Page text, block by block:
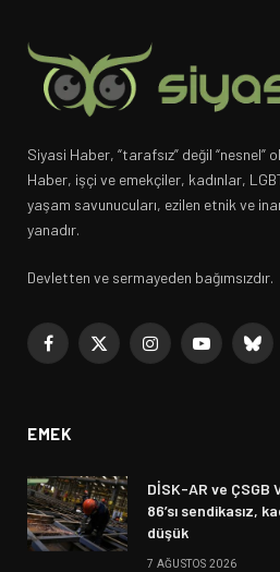
Siyasi Haber, “tarafsız” değil “nesnel”
Haber, işçi ve emekçiler, kadınlar,
yaşam savunucuları, ezilen etnik ve
yanadır.
Devletten ve sermayeden bağımsızdır.
Facebook
X
InstagramYouTube
EMEK
DİSK-AR ve ÇSGB
86’sı sendikasız,
düşük
7 AĞUSTOS 2026